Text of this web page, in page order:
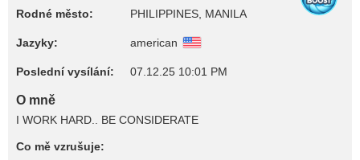
Rodné město: PHILIPPINES, MANILA
Jazyky: american
Poslední vysílání: 07.12.25 10:01 PM
O mně
I WORK HARD.. BE CONSIDERATE
Co mě vzrušuje: